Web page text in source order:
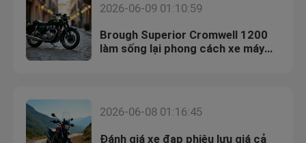
2026-06-09 01:10:59
Brough Superior Cromwell 1200
làm sống lại phong cách xe máy
2026-06-08 01:16:45
Đánh giá xe đạp phiêu lưu giá cả